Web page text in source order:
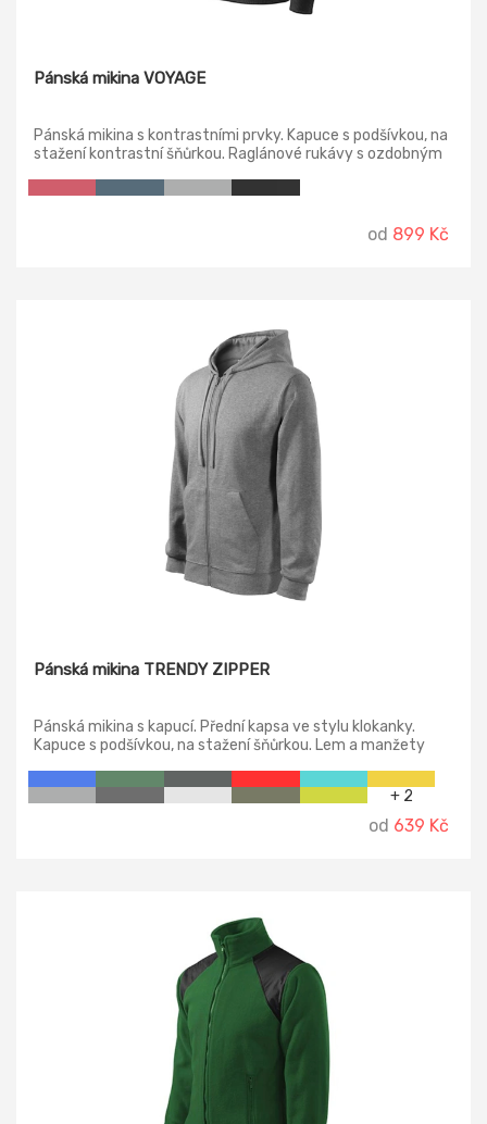
Pánská mikina VOYAGE
Pánská mikina s kontrastními prvky. Kapuce s podšívkou, na
stažení kontrastní šňůrkou. Raglánové rukávy s ozdobným
2:2 s přídavkem 5 % elastanu.
od 899 Kč
Pánská mikina TRENDY ZIPPER
Pánská mikina s kapucí. Přední kapsa ve stylu klokanky.
Kapuce s podšívkou, na stažení šňůrkou. Lem a manžety
prošitím.
+ 2
od 639 Kč